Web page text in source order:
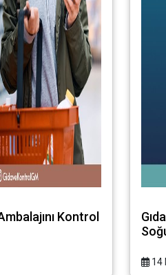
Kontrol
14